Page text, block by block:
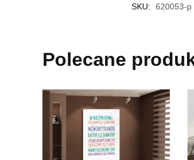
SKU: 620053-p
Polecane